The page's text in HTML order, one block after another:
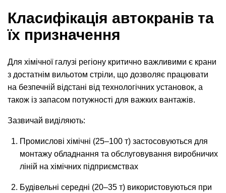
Класифікація автокранів та
їх призначення
Для хімічної галузі регіону критично важливими є крани
з достатнім вильотом стріли, що дозволяє працювати
на безпечній відстані від технологічних установок, а
також із запасом потужності для важких вантажів.
Зазвичай виділяють:
Промислові хімічні (25–100 т) застосовуються для
монтажу обладнання та обслуговування виробничих
ліній на хімічних підприємствах
Будівельні середні (20–35 т) використовуються при